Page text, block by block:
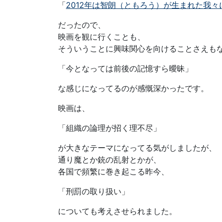
「2012年は智朗（ともろう）が生まれた我
だったので、
映画を観に行くことも、
そういうことに興味関心を向けることさえもな
「今となっては前後の記憶すら曖昧」
な感じになってるのが感慨深かったです。
映画は、
「組織の論理が招く理不尽」
が大きなテーマになってる気がしましたが、
通り魔とか銃の乱射とかが、
各国で頻繁に巻き起こる昨今、
「刑罰の取り扱い」
についても考えさせられました。